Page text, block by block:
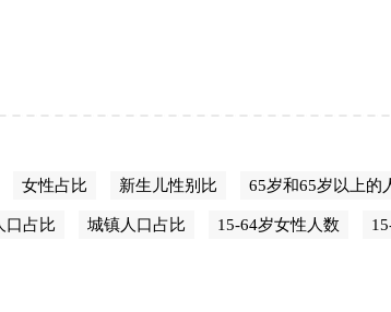
女性占比 新生儿性别比 65岁和65岁以上的
口占比 城镇人口占比 15-64岁女性人数